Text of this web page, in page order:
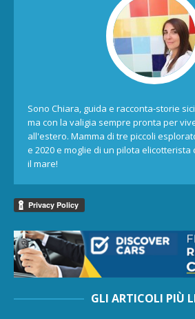
Sono Chiara, guida e racconta-storie
ma con la valigia sempre pronta per
all'estero. Mamma di tre piccoli
e 2020 e moglie di un pilota
il mare!
GLI ARTICOLI PIÙ